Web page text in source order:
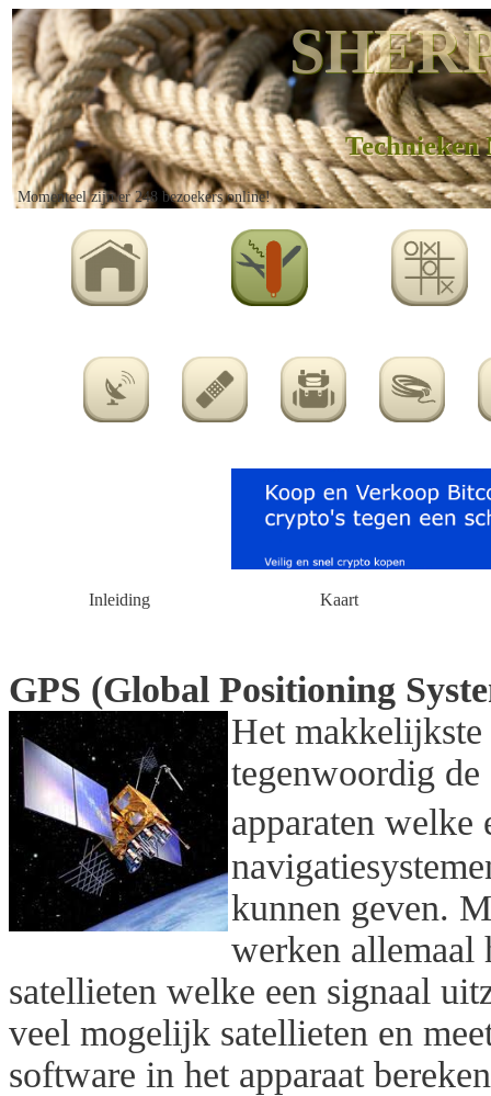
Technieken
Momenteel zijn er 248 bezoekers online!
Inleiding Kaart
GPS (Global Positioning
Het
tegenwoordig
apparaten
kunnen geven.
werken allemaal
satellieten welke een signaal
veel mogelijk satellieten en
software in het apparaat